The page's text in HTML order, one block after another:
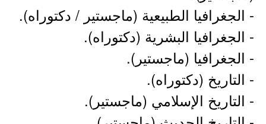
- الجغرافيا الطبيعية (ماجستير / دكتوراه).
- الجغرافيا البشرية (دكتوراه).
- الجغرافيا (ماجستير).
- التاريخ (دكتوراه).
- التاريخ الإسلامي (ماجستير).